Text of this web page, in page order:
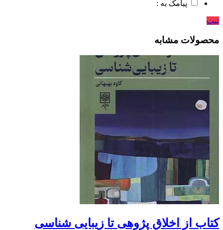
پیامک به :
ثبت
محصولات مشابه
کتاب از اخلاق پژوهی تا زیبایی‌ شناسی